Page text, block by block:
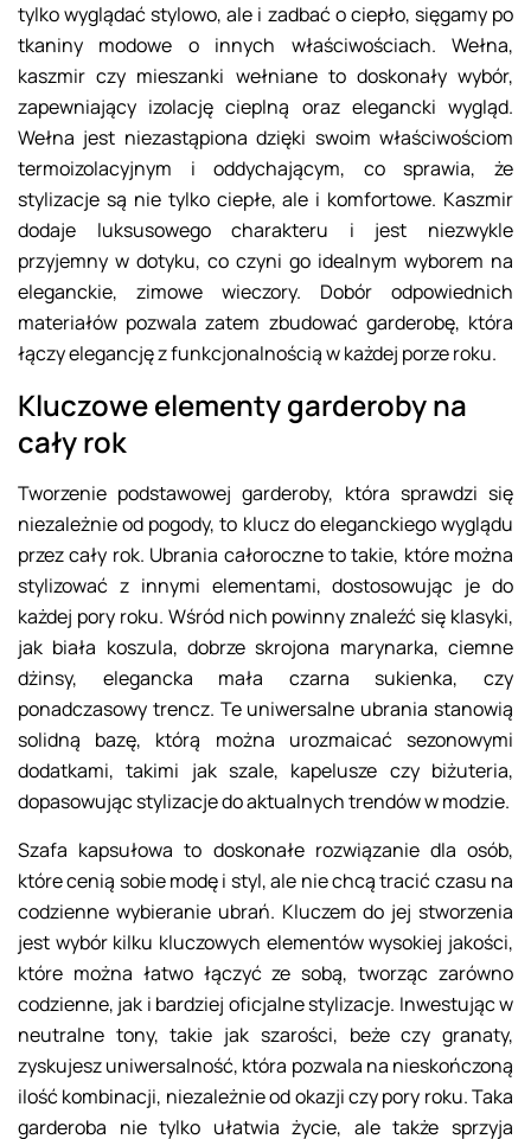
tylko wyglądać stylowo, ale i zadbać o ciepło, sięgamy po
tkaniny modowe o innych właściwościach. Wełna,
kaszmir czy mieszanki wełniane to doskonały wybór,
zapewniający izolację cieplną oraz elegancki wygląd.
Wełna jest niezastąpiona dzięki swoim właściwościom
termoizolacyjnym i oddychającym, co sprawia, że
stylizacje są nie tylko ciepłe, ale i komfortowe. Kaszmir
dodaje luksusowego charakteru i jest niezwykle
przyjemny w dotyku, co czyni go idealnym wyborem na
eleganckie, zimowe wieczory. Dobór odpowiednich
materiałów pozwala zatem zbudować garderobę, która
łączy elegancję z funkcjonalnością w każdej porze roku.
Kluczowe elementy garderoby na
cały rok
Tworzenie podstawowej garderoby, która sprawdzi się
niezależnie od pogody, to klucz do eleganckiego wyglądu
przez cały rok. Ubrania całoroczne to takie, które można
stylizować z innymi elementami, dostosowując je do
każdej pory roku. Wśród nich powinny znaleźć się klasyki,
jak biała koszula, dobrze skrojona marynarka, ciemne
dżinsy, elegancka mała czarna sukienka, czy
ponadczasowy trencz. Te uniwersalne ubrania stanowią
solidną bazę, którą można urozmaicać sezonowymi
dodatkami, takimi jak szale, kapelusze czy biżuteria,
dopasowując stylizacje do aktualnych trendów w modzie.
Szafa kapsułowa to doskonałe rozwiązanie dla osób,
które cenią sobie modę i styl, ale nie chcą tracić czasu na
codzienne wybieranie ubrań. Kluczem do jej stworzenia
jest wybór kilku kluczowych elementów wysokiej jakości,
które można łatwo łączyć ze sobą, tworząc zarówno
codzienne, jak i bardziej oficjalne stylizacje. Inwestując w
neutralne tony, takie jak szarości, beże czy granaty,
zyskujesz uniwersalność, która pozwala na nieskończoną
ilość kombinacji, niezależnie od okazji czy pory roku. Taka
garderoba nie tylko ułatwia życie, ale także sprzyja